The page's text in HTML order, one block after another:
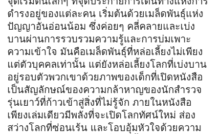
ดำรงอยู่ของแต่ละคน เริ่มต้นด้วยเมล็ดพันธุ์แห่ง
ปัญญาอันอ่อนน้อม ซึ่งค่อยๆ คลี่คลายและเบ่ง
บานผ่านการรวบรวมความรู้และการบ่มเพาะ
ความเข้าใจ มันคือเมล็ดพันธุ์ที่หล่อเลี้ยงไม่เพียง
แต่ตัวบุคคลเท่านั้น แต่ยังหล่อเลี้ยงโลกที่เบ่งบาน
อยู่รอบตัวพวกเขาด้วยภาพของเด็กที่เปิดหนังสือ
เป็นสัญลักษณ์ของความกล้าหาญของนักสำรวจ
รุ่นเยาว์ที่ก้าวเข้าสู่สิ่งที่ไม่รู้จัก ภายในหนังสือ
เพียงเล่มเดียวมีพลังที่จะเปิดโลกทัศน์ใหม่ ส่อง
สว่างโลกที่ซ่อนเร้น และโอบอุ้มหัวใจด้วยความ